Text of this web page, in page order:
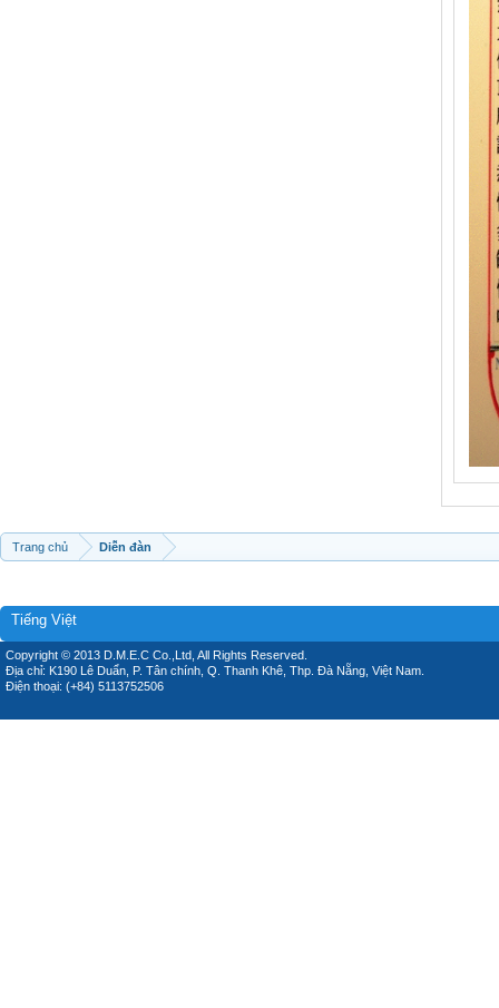
Trang chủ Diễn đàn
Tiếng Việt
Copyright © 2013 D.M.E.C Co.,Ltd, All Rights Reserved.
Địa chỉ: K190 Lê Duẩn, P. Tân chính, Q. Thanh Khê, Thp. Đà Nẵng, Việt Nam.
Điện thoại: (+84) 5113752506